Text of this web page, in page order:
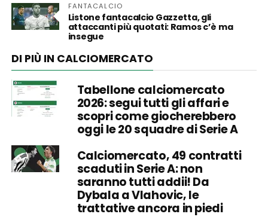
FANTACALCIO
Listone fantacalcio Gazzetta, gli
attaccanti più quotati: Ramos c’è ma
insegue
DI PIÙ IN CALCIOMERCATO
Tabellone calciomercato
2026: segui tutti gli affari e
scopri come giocherebbero
oggi le 20 squadre di Serie A
Calciomercato, 49 contratti
scaduti in Serie A: non
saranno tutti addii! Da
Dybala a Vlahovic, le
trattative ancora in piedi